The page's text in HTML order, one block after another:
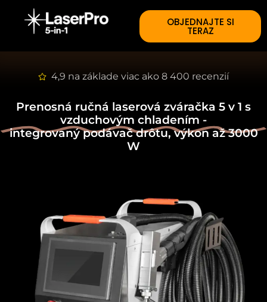
OBJEDNAJTE SI
TERAZ
4,9 na základe viac ako 8 400 recenzií
Prenosná ručná laserová zváračka 5 v 1 s
vzduchovým chladením -
integrovaný podávač drôtu, výkon až 3000
W